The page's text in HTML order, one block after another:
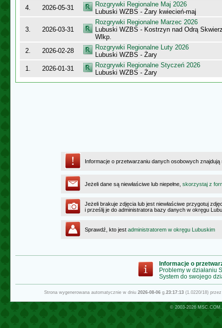
4.
2026-05-31
Rozgrywki Regionalne Maj 2026
Lubuski WZBS - Żary kwiecień-maj
3. 2026-03-31
Rozgrywki Regionalne Marzec 2026
Lubuski WZBS - Kostrzyn nad Odrą
Wlkp.
2.
2026-02-28
Rozgrywki Regionalne Luty 2026
Lubuski WZBS - Żary
1.
2026-01-31
Rozgrywki Regionalne Styczeń 2026
Lubuski WZBS - Żary
Informacje o przetwarzaniu danych osobowych
Jeżeli dane są niewłaściwe lub niepełne, skorzystaj z
Jeżeli brakuje zdjęcia lub jest niewłaściwe przygotuj
i prześlij je do administratora bazy danych w okręgu
Sprawdź, kto jest administratorem w okręgu Lubuskim
Informacje o
Problemy w działaniu
System do swojego
Strona wygenerowana automatycznie w dniu 2026-08-06g.23:17:13(1.0220/18)
© 2003-2026